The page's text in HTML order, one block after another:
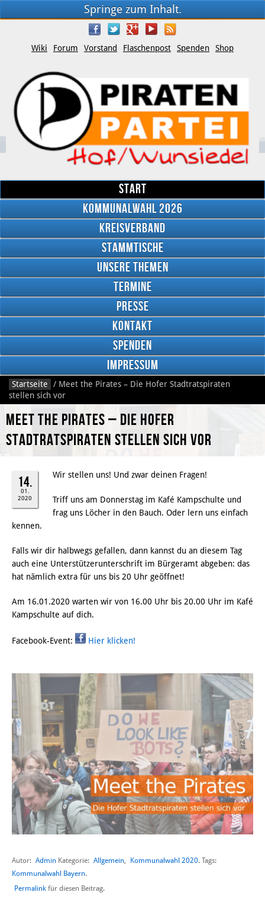
Springe zum Inhalt.
Facebook
Twitter
Google
Plus
YouTube
RSS
Wiki Forum Vorstand Flaschenpost Spenden Shop
Start
Kommunalwahl 2026
Kreisverband
Stammtische
Unsere Themen
Termine
Presse
Kontakt
Spenden
Impressum
Startseite / Meet the Pirates – Die Hofer Stadtratspiraten
stellen sich vor
Meet the Pirates – Die Hofer
Stadtratspiraten stellen sich vor
14.
01.
2020
Wir stellen uns! Und zwar deinen Fragen!
Triff uns am Donnerstag im Kafé Kampschulte und
frag uns Löcher in den Bauch. Oder lern uns einfach
kennen.
Falls wir dir halbwegs gefallen, dann kannst du an diesem Tag
auch eine Unterstützerunterschrift im Bürgeramt abgeben: das
hat nämlich extra für uns bis 20 Uhr geöffnet!
Am 16.01.2020 warten wir von 16.00 Uhr bis 20.00 Uhr im Kafé
Kampschulte auf dich.
Facebook-Event: Hier klicken!
Autor: Admin Kategorie: Allgemein, Kommunalwahl 2020. Tags:
Kommunalwahl Bayern.
Permalink für diesen Beitrag.